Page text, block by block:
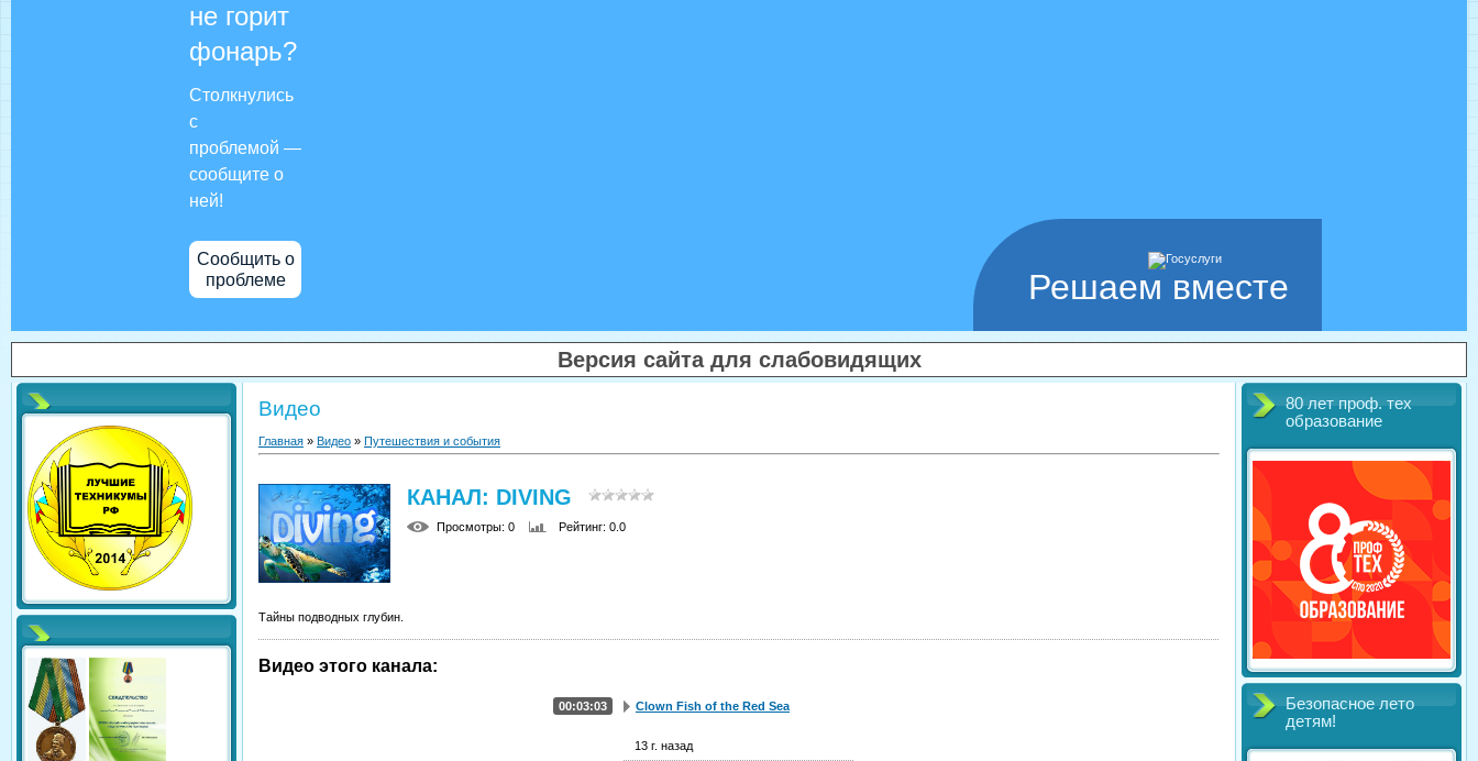
Решаем вместе
не горит
фонарь?
Столкнулись
с
проблемой —
сообщите о
ней!
Сообщить о
проблеме
Версия сайта для слабовидящих
Видео
Главная » Видео » Путешествия и события
КАНАЛ: DIVING
Просмотры: 0 Рейтинг: 0.0
Тайны подводных глубин.
Видео этого канала:
Clown Fish of the Red Sea
00:03:03
13 г. назад
80 лет проф. тех
образование
Безопасное лето
детям!